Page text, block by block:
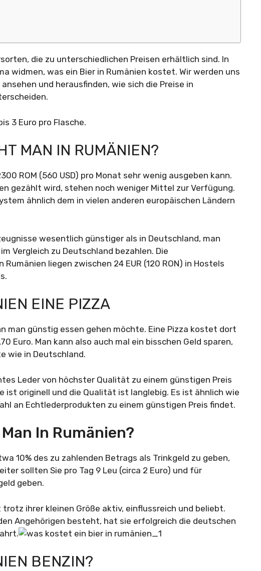
die zu unterschiedlichen Preisen erhältlich sind. In
widmen, was ein Bier in Rumänien kostet. Wir werden uns
und herausfinden, wie sich die Preise in
3 Euro pro Flasche.
MAN IN RUMÄNIEN?
ROM (560 USD) pro Monat sehr wenig ausgeben kann.
gezählt wird, stehen noch weniger Mittel zur Verfügung.
ähnlich dem in vielen anderen europäischen Ländern
wesentlich günstiger als in Deutschland, man
Vergleich zu Deutschland bezahlen. Die
liegen zwischen 24 EUR (120 RON) in Hostels
EINE PIZZA
man günstig essen gehen möchte. Eine Pizza kostet dort
Euro. Man kann also auch mal ein bisschen Geld sparen,
wie in Deutschland.
Leder von höchster Qualität zu einem günstigen Preis
ist originell und die Qualität ist langlebig. Es ist ähnlich wie
an Echtlederprodukten zu einem günstigen Preis findet.
In Rumänien?
10% des zu zahlenden Betrags als Trinkgeld zu geben,
sollten Sie pro Tag 9 Leu (circa 2 Euro) und für
geben.
ihrer kleinen Größe aktiv, einflussreich und beliebt.
Angehörigen besteht, hat sie erfolgreich die deutschen
BENZIN?